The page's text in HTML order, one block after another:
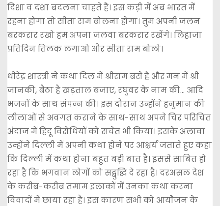
दिशा व दशा बदलना चाहते हैं। इस कड़ी में अब भारत में
रहना होगा तो सीता राम बोलना होगा। तुम अपनी जलन
बरकरार रखो हम अपना जलवा बरकरार रखेंगे। लिहाजा
प्रतिदिन तिलक लगाओ और सीता राम बोलो।
धीरेंद्र शास्त्री ने कथा दिल में श्रीराम बसे हैं और मन में श्री
जानकी, बैठा है खड़ताल बजाए, रघुवर के नाम की… आदि
भजनों के साथ संपन्न की। इस दौरान उन्होंने हनुमान की
लीलाओं से अवगत कराने के साथ-साथ अपने चिर परिचित
अंदाज में हिंदू विरोधियों को सचेत भी किया। इसके अलावा
उन्होंने दिल्ली में अपनी कथा होने पर आश्चर्य जताते हुए कहा
कि दिल्ली में कथा होना बहुत बड़ी बात है। इससे साबित हो
रहा है कि भगवान लोगों को सद्बुद्धि दे रहा है। दरअसल देश
के करीब-करीब तमाम इलाकों में उनका कथा करना
विवादों में छाया रहा है। इस कारण सभी को आयोेजन के